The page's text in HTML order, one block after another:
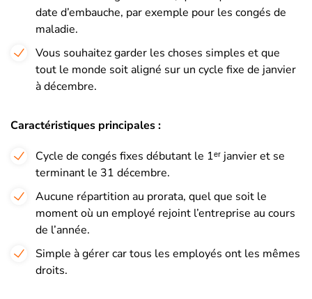
date d’embauche, par exemple pour les congés de
maladie.
Vous souhaitez garder les choses simples et que
tout le monde soit aligné sur un cycle fixe de janvier
à décembre.
Caractéristiques principales :
Cycle de congés fixes débutant le 1ᵉʳ janvier et se
terminant le 31 décembre.
Aucune répartition au prorata, quel que soit le
moment où un employé rejoint l’entreprise au cours
de l’année.
Simple à gérer car tous les employés ont les mêmes
droits.